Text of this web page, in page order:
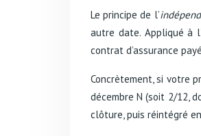
Le principe de l’
autre date. Appliqué à
contrat d’assurance
Concrètement, si votre
décembre N (soit 2/12,
clôture, puis réintégré